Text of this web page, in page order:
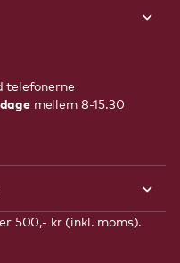
telefonerne
mellem 8-15.30
500,- kr (inkl. moms).